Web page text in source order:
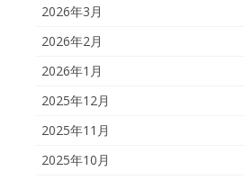
2026年3月
2026年2月
2026年1月
2025年12月
2025年11月
2025年10月